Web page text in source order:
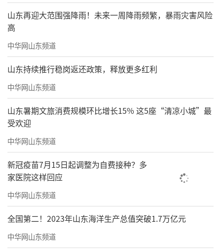
山东再迎大范围强降雨！未来一周降雨频繁，暴雨灾害风险
高
中华网山东频道
山东持续推行稳岗返还政策，释放更多红利
中华网山东频道
山东暑期文旅消费规模环比增长15% 这5座“清凉小城”最
受欢迎
中华网山东频道
新冠疫苗7月15日起调整为自费接种？多
家医院这样回应
中华网山东频道
全国第二！2023年山东海洋生产总值突破1.7万亿元
中华网山东频道